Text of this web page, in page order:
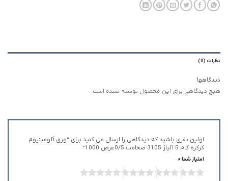
نظرات (0)
دیدگاهها
هیچ دیدگاهی برای این محصول نوشته نشده است.
اولین نفری باشید که دیدگاهی را ارسال می کنید برای “ورق آلومینیوم
کرکره گام 5 آلیاژ 3105 ضخامت 0/5عرض 1000”
امتیاز شما*